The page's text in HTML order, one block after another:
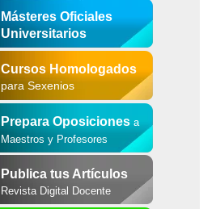
Másteres Oficiales
Universitarios
Cursos Homologados
para Sexenios
Prepara Oposiciones a
Maestros y Profesores
Publica tus Artículos
Revista Digital Docente